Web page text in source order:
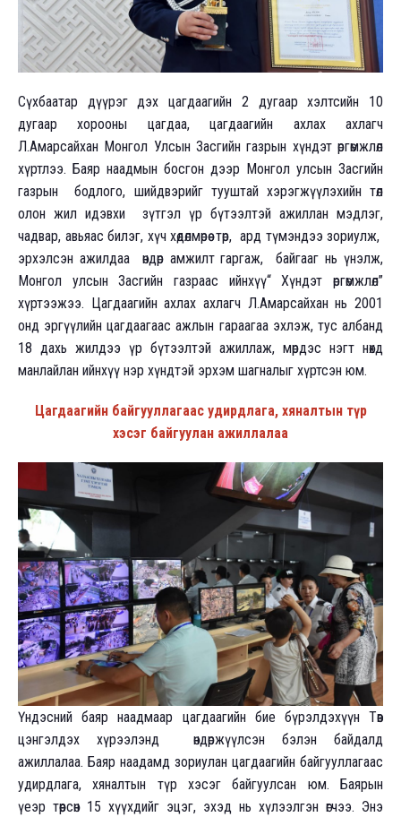
Сүхбаатар дүүрэг дэх цагдаагийн 2 дугаар хэлтсийн 10
дугаар хорооны цагдаа, цагдаагийн ахлах ахлагч
Л.Амарсайхан Монгол Улсын Засгийн газрын хүндэт өргөмжлөл
хүртлээ. Баяр наадмын босгон дээр Монгол улсын Засгийн
газрын бодлого, шийдвэрийг тууштай хэрэгжүүлэхийн төлөө
олон жил идэвхи зүтгэл үр бүтээлтэй ажиллан мэдлэг,
чадвар, авьяас билэг, хүч хөдөлмөрөө төр, ард түмэндээ зориулж,
эрхэлсэн ажилдаа өндөр амжилт гаргаж, байгааг нь үнэлж,
Монгол улсын Засгийн газраас ийнхүү“ Хүндэт өргөмжлөл”
хүртээжээ. Цагдаагийн ахлах ахлагч Л.Амарсайхан нь 2001
онд эргүүлийн цагдаагаас ажлын гараагаа эхлэж, тус албанд
18 дахь жилдээ үр бүтээлтэй ажиллаж, мөрдэс нэгт нөхдөө
манлайлан ийнхүү нэр хүндтэй эрхэм шагналыг хүртсэн юм.
Цагдаагийн байгууллагаас удирдлага, хяналтын түр
хэсэг байгуулан ажиллалаа
Үндэсний баяр наадмаар цагдаагийн бие бүрэлдэхүүн Төв
цэнгэлдэх хүрээлэнд өндөржүүлсэн бэлэн байдалд
ажиллалаа. Баяр наадамд зориулан цагдаагийн байгууллагаас
удирдлага, хяналтын түр хэсэг байгуулсан юм. Баярын
үеэр төөрсөн 15 хүүхдийг эцэг, эхэд нь хүлээлгэн өгчээ. Энэ